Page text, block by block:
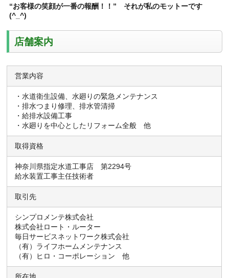
“お客様の笑顔が一番の報酬！！” それが私のモットーです
(^_^)
店舗案内
営業内容
・水道衛生設備、水廻りの緊急メンテナンス
・排水つまり修理、排水管清掃
・給排水設備工事
・水廻りを中心としたリフォーム全般 他
取得資格
神奈川県指定水道工事店 第2294号
給水装置工事主任技術者
取引先
シンプロメンテ株式会社
株式会社ロート・ルーター
毎日サービスネットワーク株式会社
（有）ライフホームメンテナンス
（有）ヒロ・コーポレーション 他